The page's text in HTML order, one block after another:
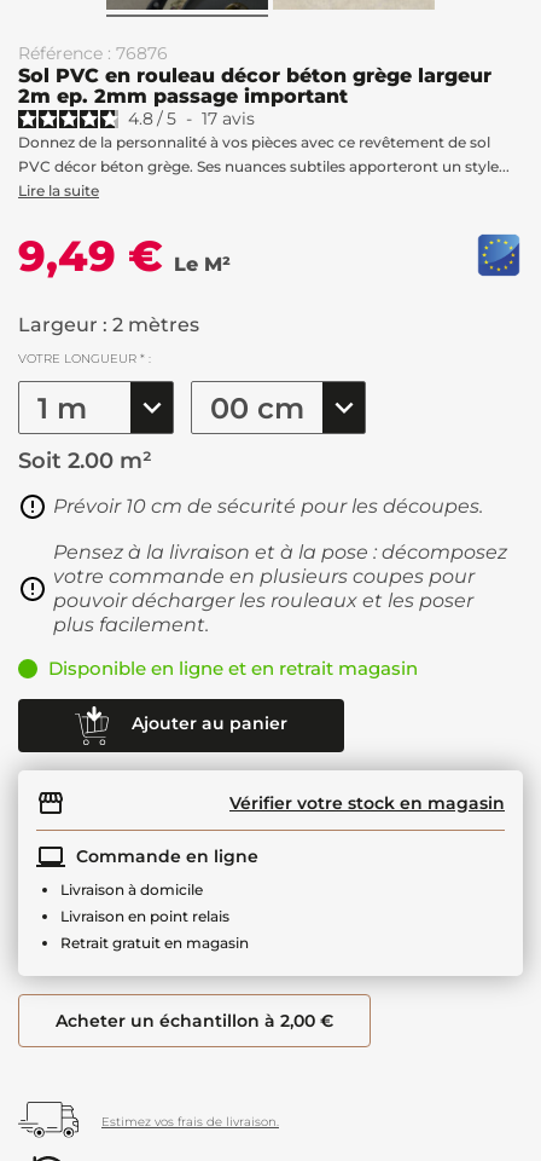
Référence : 76876
Sol PVC en rouleau décor béton grège largeur
2m ep. 2mm passage important
4.8/5 - 17 avis
Donnez de la personnalité à vos pièces avec ce revêtement de sol
PVC décor béton grège. Ses nuances subtiles apporteront un style...
Lire la suite
9,49 € Le M²
Largeur : 2 mètres
VOTRE LONGUEUR * :
Soit 2.00 m²
Prévoir 10 cm de sécurité pour les découpes.
Pensez à la livraison et à la pose : décomposez
votre commande en plusieurs coupes pour
pouvoir décharger les rouleaux et les poser
plus facilement.
Disponible en ligne et en retrait magasin
Ajouter au panier
Vérifier votre stock en magasin
Commande en ligne
Livraison à domicile
Livraison en point relais
Retrait gratuit en magasin
Acheter un échantillon à 2,00 €
Estimez vos frais de livraison.